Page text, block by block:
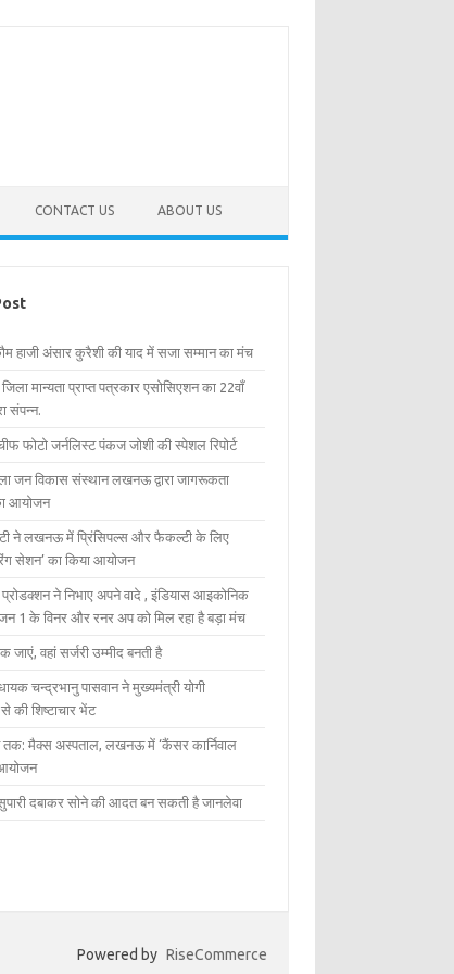
CONTACT US ABOUT US
हाजी अंसार कुरैशी की याद में सजा सम्मान का मंच
मान्यता प्राप्त पत्रकार एसोसिएशन का 22वाँ
संपन्न.
फोटो जर्नलिस्ट पंकज जोशी की स्पेशल रिपोर्ट
जन विकास संस्थान लखनऊ द्वारा जागरूकता
आयोजन
ने लखनऊ में प्रिंसिपल्स और फैकल्टी के लिए
सेशन’ का किया आयोजन
ने निभाए अपने वादे , इंडियास आइकोनिक
1 के विनर और रनर अप को मिल रहा है बड़ा मंच
जाएं, वहां सर्जरी उम्मीद बनती है
चन्द्रभानु पासवान ने मुख्यमंत्री योगी
की शिष्टाचार भेंट
तक: मैक्स अस्पताल, लखनऊ में ‘कैंसर कार्निवाल
दबाकर सोने की आदत बन सकती है जानलेवा
Powered by RiseCommerce